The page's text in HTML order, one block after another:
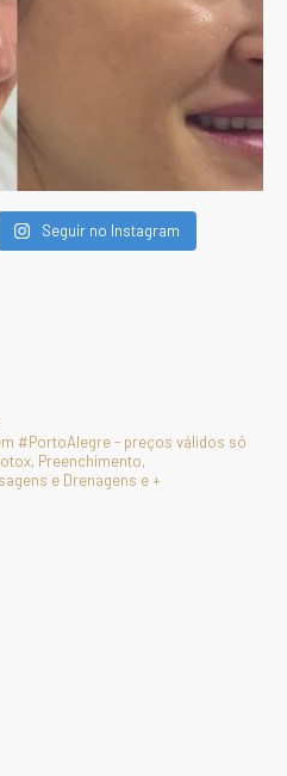
Seguir no Instagram
#PortoAlegre - preços válidos só
Preenchimento,
e Drenagens e +